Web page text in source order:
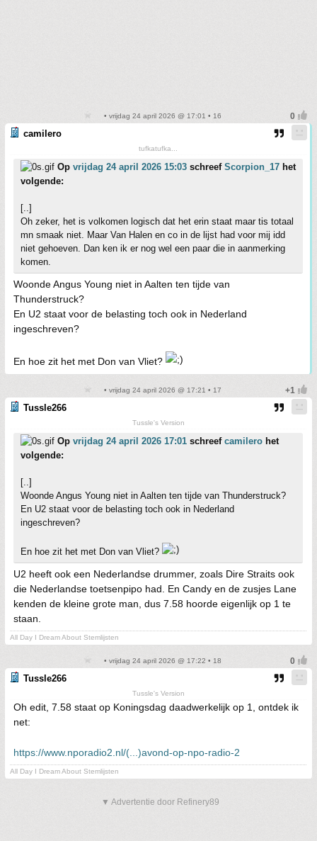
• vrijdag 24 april 2026 @ 17:01 • 16
camilero
tufkatufka...
Op vrijdag 24 april 2026 15:03 schreef Scorpion_17 het
volgende:
[..]
Oh zeker, het is volkomen logisch dat het erin staat maar tis totaal
mn smaak niet. Maar Van Halen en co in de lijst had voor mij idd
niet gehoeven. Dan ken ik er nog wel een paar die in aanmerking
komen.
Woonde Angus Young niet in Aalten ten tijde van
Thunderstruck?
En U2 staat voor de belasting toch ook in Nederland
ingeschreven?
En hoe zit het met Don van Vliet?
• vrijdag 24 april 2026 @ 17:21 • 17
Tussle266
Tussle's Version
Op vrijdag 24 april 2026 17:01 schreef camilero het
volgende:
[..]
Woonde Angus Young niet in Aalten ten tijde van Thunderstruck?
En U2 staat voor de belasting toch ook in Nederland
ingeschreven?
En hoe zit het met Don van Vliet?
U2 heeft ook een Nederlandse drummer, zoals Dire Straits ook
die Nederlandse toetsenpipo had. En Candy en de zusjes Lane
kenden de kleine grote man, dus 7.58 hoorde eigenlijk op 1 te
staan.
All Day I Dream About Stemlijsten
• vrijdag 24 april 2026 @ 17:22 • 18
Tussle266
Tussle's Version
Oh edit, 7.58 staat op Koningsdag daadwerkelijk op 1, ontdek ik
net:
https://www.nporadio2.nl/(...)avond-op-npo-radio-2
All Day I Dream About Stemlijsten
▼ Advertentie door Refinery89